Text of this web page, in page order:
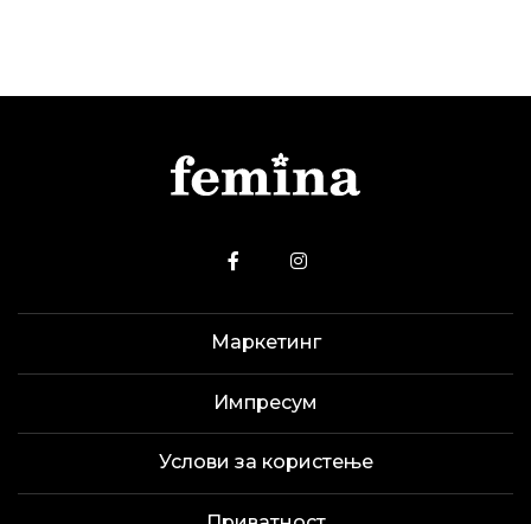
Маркетинг
Импресум
Услови за користење